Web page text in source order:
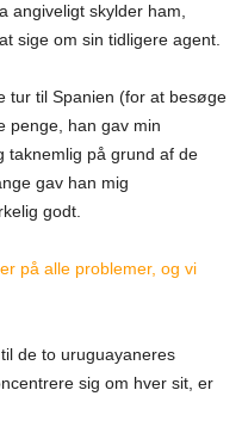
angiveligt skylder ham,
sige om sin tidligere agent.
tur til Spanien (for at besøge
penge, han gav min
taknemlig på grund af de
gav han mig
godt.
på alle problemer, og vi
de to uruguayaneres
sig om hver sit, er